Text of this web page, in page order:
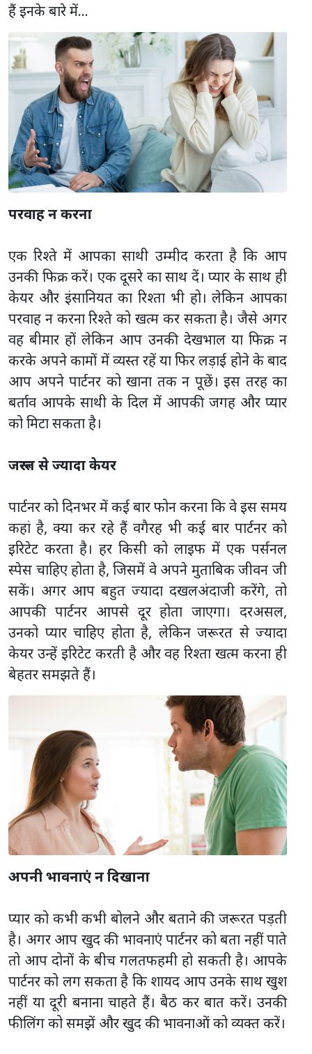
हैं इनके बारे में...
परवाह न करना
एक रिश्ते में आपका साथी उम्मीद करता है कि आप
उनकी फिक्र करें। एक दूसरे का साथ दें। प्यार के साथ ही
केयर और इंसानियत का रिश्ता भी हो। लेकिन आपका
परवाह न करना रिश्ते को खत्म कर सकता है। जैसे अगर
वह बीमार हों लेकिन आप उनकी देखभाल या फिक्र न
करके अपने कामों में व्यस्त रहें या फिर लड़ाई होने के बाद
आप अपने पार्टनर को खाना तक न पूछें। इस तरह का
बर्ताव आपके साथी के दिल में आपकी जगह और प्यार
को मिटा सकता है।
जरूरत से ज्यादा केयर
पार्टनर को दिनभर में कई बार फोन करना कि वे इस समय
कहां है, क्या कर रहे हैं वगैरह भी कई बार पार्टनर को
इरिटेट करता है। हर किसी को लाइफ में एक पर्सनल
स्पेस चाहिए होता है, जिसमें वे अपने मुताबिक जीवन जी
सकें। अगर आप बहुत ज्यादा दखलअंदाजी करेंगे, तो
आपकी पार्टनर आपसे दूर होता जाएगा। दरअसल,
उनको प्यार चाहिए होता है, लेकिन जरूरत से ज्यादा
केयर उन्हें इरिटेट करती है और वह रिश्ता खत्म करना ही
बेहतर समझते हैं।
अपनी भावनाएं न दिखाना
प्यार को कभी कभी बोलने और बताने की जरूरत पड़ती
है। अगर आप खुद की भावनाएं पार्टनर को बता नहीं पाते
तो आप दोनों के बीच गलतफहमी हो सकती है। आपके
पार्टनर को लग सकता है कि शायद आप उनके साथ खुश
नहीं या दूरी बनाना चाहते हैं। बैठ कर बात करें। उनकी
फीलिंग को समझें और खुद की भावनाओं को व्यक्त करें।